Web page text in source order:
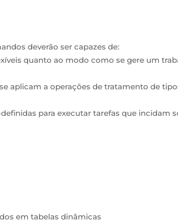
deverão ser capazes de:
quanto ao modo como se gere um
aplicam a operações de tratamento de
para executar tarefas que incidam
em tabelas dinâmicas